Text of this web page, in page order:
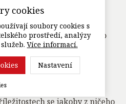
ani v zahraničí nebude
Pro znalé Sapkowského
byť podobnosti tu jsou ;o)
je na seznamu památek
od pobřeží zaujaly temně
pod šedivým příkrovem
se jakoby z ničeho
cookies
soubory cookies s
prostředí, analýzy
Více informací.
Nastavení